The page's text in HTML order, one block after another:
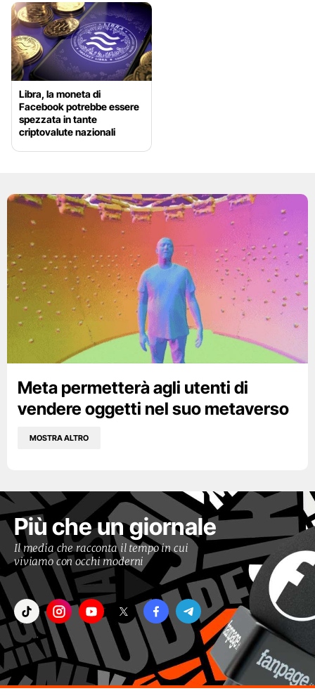
Libra, la moneta di
Facebook potrebbe essere
spezzata in tante
criptovalute nazionali
Meta permetterà agli utenti di
vendere oggetti nel suo metaverso
MOSTRA ALTRO
Più che un giornale
Il media che racconta il tempo in cui
viviamo con occhi moderni